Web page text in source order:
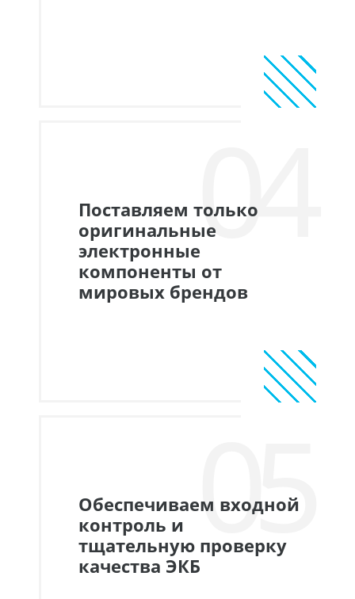
04
Поставляем только
оригинальные
электронные
компоненты от
мировых брендов
05
Обеспечиваем входной
контроль и
тщательную проверку
качества ЭКБ